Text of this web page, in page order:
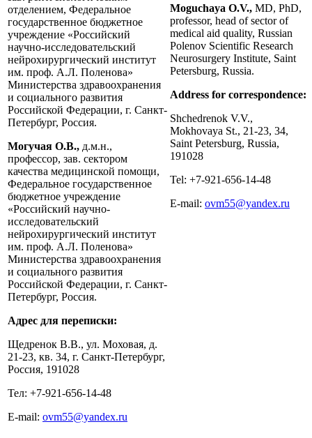
отделением, Федеральное
государственное бюджетное
учреждение «Российский
научно-исследовательский
нейрохирургический институт
им. проф. А.Л. Поленова»
Министерства здравоохранения
и социального развития
Российской Федерации, г. Санкт-
Петербург, Россия.
Могучая О.В., д.м.н.,
профессор, зав. сектором
качества медицинской помощи,
Федеральное государственное
бюджетное учреждение
«Российский научно-
исследовательский
нейрохирургический институт
им. проф. А.Л. Поленова»
Министерства здравоохранения
и социального развития
Российской Федерации, г. Санкт-
Петербург, Россия.
Адрес для переписки:
Щедренок В.В., ул. Моховая, д.
21-23, кв. 34, г. Санкт-Петербург,
Россия, 191028
Тел: +7-921-656-14-48
E-mail: ovm55@yandex.ru
Moguchaya O.V., MD, PhD,
professor, head of sector of
medical aid quality, Russian
Polenov Scientific Research
Neurosurgery Institute, Saint
Petersburg, Russia.
Address for correspondence:
Shchedrenok V.V.,
Mokhovaya St., 21-23, 34,
Saint Petersburg, Russia,
191028
Tel: +7-921-656-14-48
E-mail: ovm55@yandex.ru